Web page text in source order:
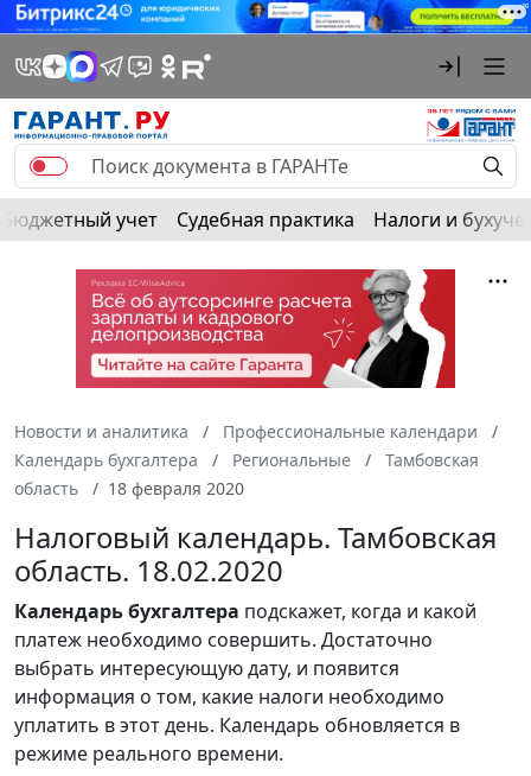
Бюджетный учет Судебная практика Налоги и
Новости и аналитика
Профессиональные календари
Календарь бухгалтера
Региональные
Тамбовская
область
18 февраля 2020
Налоговый календарь. Тамбовская
область. 18.02.2020
Календарьбухгалтера подскажет, когда и какой
платеж необходимо совершить. Достаточно
выбрать интересующую дату, и появится
информация о том, какие налоги необходимо
уплатить в этот день. Календарь обновляется в
режиме реального времени.